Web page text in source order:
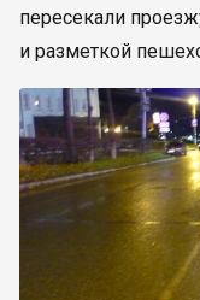
пересекали
и разметкой